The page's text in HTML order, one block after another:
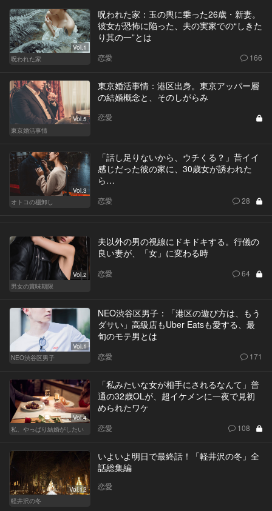
Vol.1
呪われた家
呪われた家：玉の輿に乗った26歳・新妻。
彼女が恐怖に陥った、夫の実家での“しきた
り其の一”とは
恋愛 166
Vol.5
東京婚活事情
東京婚活事情：港区出身。東京アッパー層
の結婚概念と、そのしがらみ
恋愛
Vol.3
オトコの棚卸し
「話し足りないから、ウチくる？」昔イイ
感じだった彼の家に、30歳女が誘われた
ら…
恋愛 28
Vol.2
男女の賞味期限
夫以外の男の視線にドキドキする。行儀の
良い妻が、「女」に変わる時
恋愛 64
Vol.1
NEO渋谷区男子
NEO渋谷区男子：「港区の遊び方は、もう
ダサい」高級店もUber Eatsも愛する、最
旬のモテ男とは
恋愛 171
Vol.4
私、やっぱり結婚がしたい
「私みたいな女が相手にされるなんて」普
通の32歳OLが、超イケメンに一夜で見初
められたワケ
恋愛 108
Vol.12
軽井沢の冬
いよいよ明日で最終話！「軽井沢の冬」全
話総集編
恋愛